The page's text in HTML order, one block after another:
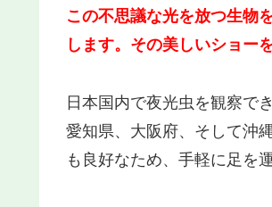
この不思議な光を放つ生物
します。その美しいショー
日本国内で夜光虫を観察で
愛知県、大阪府、そして沖
も良好なため、手軽に足を